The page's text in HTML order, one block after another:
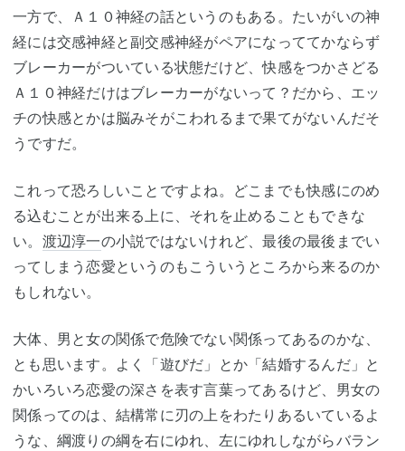
一方で、Ａ１０神経の話というのもある。たいがいの神
経には交感神経と副交感神経がペアになっててかならず
ブレーカーがついている状態だけど、快感をつかさどる
Ａ１０神経だけはブレーカーがないって？だから、エッ
チの快感とかは脳みそがこわれるまで果てがないんだそ
うですだ。
これって恐ろしいことですよね。どこまでも快感にのめ
る込むことが出来る上に、それを止めることもできな
い。 渡辺淳一の小説ではないけれど、最後の最後までい
ってしまう恋愛というのもこういうところから来るのか
もしれない。
大体、男と女の関係で危険でない関係ってあるのかな、
とも思います。よく「遊びだ」とか「結婚するんだ」と
かいろいろ恋愛の深さを表す言葉ってあるけど、男女の
関係ってのは、結構常に刃の上をわたりあるいているよ
うな、綱渡りの綱を右にゆれ、左にゆれしながらバラン